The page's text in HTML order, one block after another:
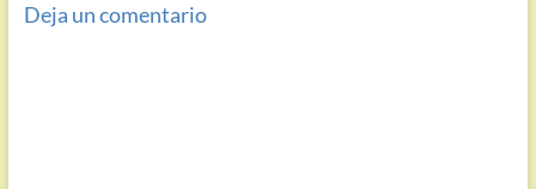
Deja un comentario